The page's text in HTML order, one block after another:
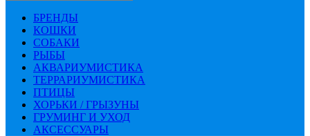
БРЕНДЫ
КОШКИ
СОБАКИ
РЫБЫ
АКВАРИУМИСТИКА
ТЕРРАРИУМИСТИКА
ПТИЦЫ
ХОРЬКИ / ГРЫЗУНЫ
ГРУМИНГ И УХОД
АКСЕССУАРЫ